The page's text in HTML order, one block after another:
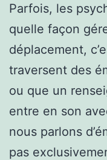
Parfois, les
quelle façon
déplacement,
traversent des
ou que un
entre en son
nous parlons
pas